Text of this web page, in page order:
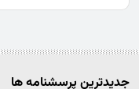
جدیدترین پرسشنامه ها